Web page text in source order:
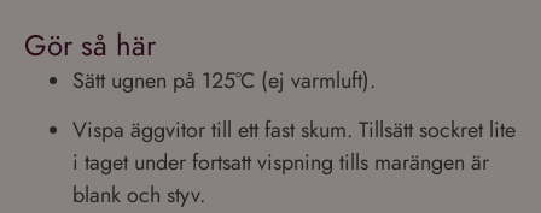
Gör så här
Sätt ugnen på 125°C (ej varmluft).
Vispa äggvitor till ett fast skum. Tillsätt sockret lite
i taget under fortsatt vispning tills marängen är
blank och styv.